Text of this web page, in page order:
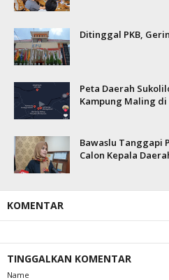
Ditinggal PKB,
Peta Daerah
Kampung Maling
Bawaslu Tanggapi
Calon Kepala
KOMENTAR
TINGGALKAN KOMENTAR
Name